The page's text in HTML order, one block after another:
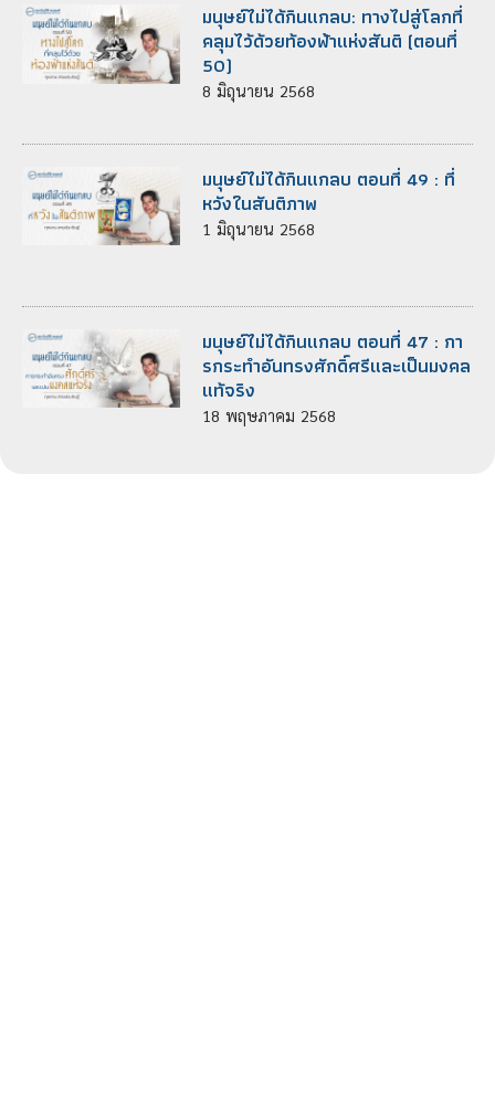
มนุษย์ไม่ได้กินแกลบ: ทางไปสู่โลกที่
คลุมไว้ด้วยท้องฟ้าแห่งสันติ (ตอนที่
50)
8 มิถุนายน 2568
มนุษย์ไม่ได้กินแกลบ ตอนที่ 49 : ที่
หวังในสันติภาพ
1 มิถุนายน 2568
มนุษย์ไม่ได้กินแกลบ ตอนที่ 47 : กา
รกระทําอันทรงศักดิ์ศรีและเป็นมงคล
แท้จริง
18 พฤษภาคม 2568